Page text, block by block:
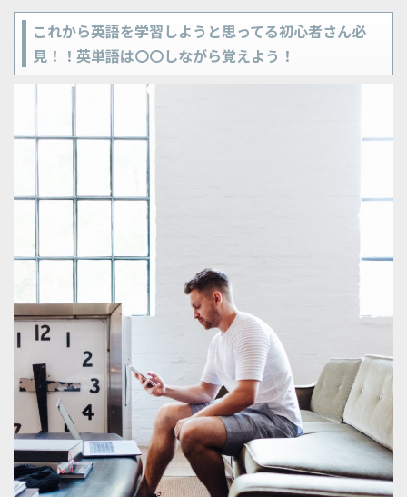
これから英語を学習しようと思ってる初心者さん必
見！！英単語は〇〇しながら覚えよう！